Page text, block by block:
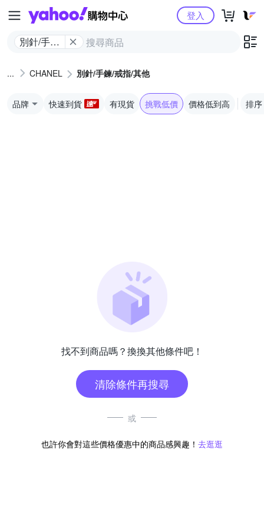
Yahoo購物中心
別針/手鍊/
登入
CHANEL 別針/手鍊/戒指/其他
品牌 快速到貨 有現貨 挑戰低價 價格低到高 排序
找不到商品嗎？換換其他條件吧！
清除條件再搜尋
或
也許你會對這些價格優惠中的商品感興趣！ 去逛逛